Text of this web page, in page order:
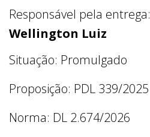
Responsável pela entrega:
Wellington Luiz
Situação: Promulgado
Proposição: PDL 339/2025
Norma: DL 2.674/2026